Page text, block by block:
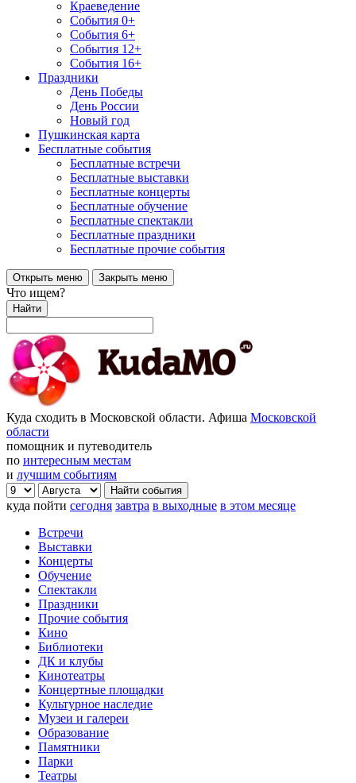
Краеведение
События 0+
События 6+
События 12+
События 16+
Праздники
День Победы
День России
Новый год
Пушкинская карта
Бесплатные события
Бесплатные встречи
Бесплатные выставки
Бесплатные концерты
Бесплатные обучение
Бесплатные спектакли
Бесплатные праздники
Бесплатные прочие события
Открыть меню Закрыть меню
Что ищем?
Найти
Куда сходить в Московской области. Афиша Московской
области
помощник и путеводитель
по интересным местам
и лучшим событиям
куда пойти сегодня завтра в выходные в этом месяце
Встречи
Выставки
Концерты
Обучение
Спектакли
Праздники
Прочие события
Кино
Библиотеки
ДК и клубы
Кинотеатры
Концертные площадки
Культурное наследие
Музеи и галереи
Образование
Памятники
Парки
Театры